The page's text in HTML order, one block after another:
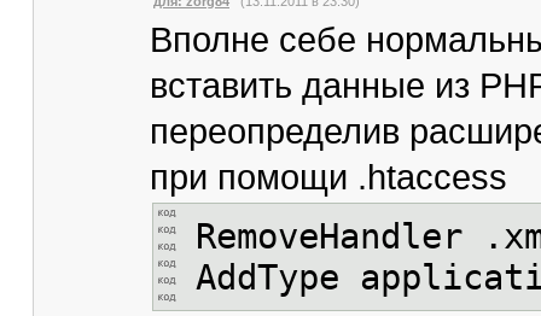
Вполне себе
вставить данные из
переопределив
при помощи .htaccess
RemoveHandler
AddType